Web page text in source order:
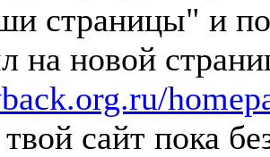
страницы" и
на новой
сайт пока